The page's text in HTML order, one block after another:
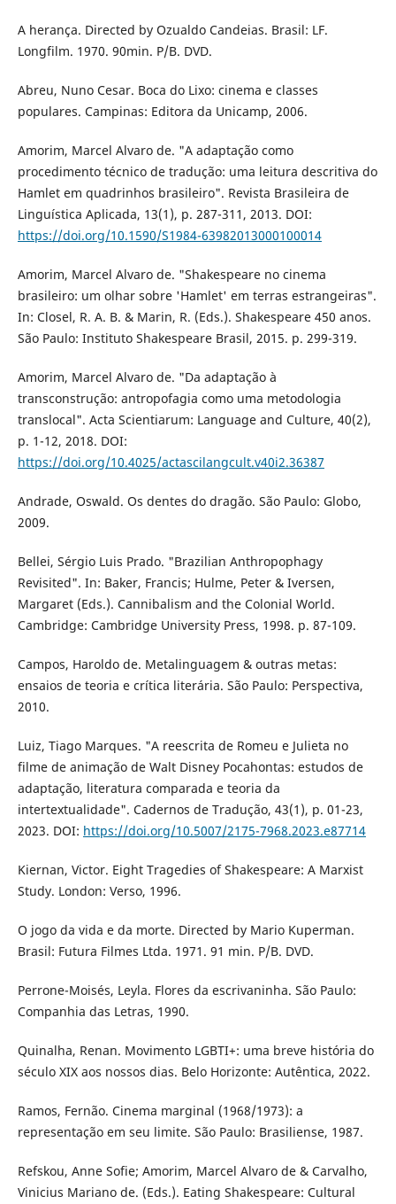
A herança. Directed by Ozualdo Candeias. Brasil: LF.
Longfilm. 1970. 90min. P/B. DVD.
Abreu, Nuno Cesar. Boca do Lixo: cinema e classes
populares. Campinas: Editora da Unicamp, 2006.
Amorim, Marcel Alvaro de. "A adaptação como
procedimento técnico de tradução: uma leitura descritiva do
Hamlet em quadrinhos brasileiro". Revista Brasileira de
Linguística Aplicada, 13(1), p. 287-311, 2013. DOI:
https://doi.org/10.1590/S1984-63982013000100014
Amorim, Marcel Alvaro de. "Shakespeare no cinema
brasileiro: um olhar sobre 'Hamlet' em terras estrangeiras".
In: Closel, R. A. B. & Marin, R. (Eds.). Shakespeare 450 anos.
São Paulo: Instituto Shakespeare Brasil, 2015. p. 299-319.
Amorim, Marcel Alvaro de. "Da adaptação à
transconstrução: antropofagia como uma metodologia
translocal". Acta Scientiarum: Language and Culture, 40(2),
p. 1-12, 2018. DOI:
https://doi.org/10.4025/actascilangcult.v40i2.36387
Andrade, Oswald. Os dentes do dragão. São Paulo: Globo,
2009.
Bellei, Sérgio Luis Prado. "Brazilian Anthropophagy
Revisited". In: Baker, Francis; Hulme, Peter & Iversen,
Margaret (Eds.). Cannibalism and the Colonial World.
Cambridge: Cambridge University Press, 1998. p. 87-109.
Campos, Haroldo de. Metalinguagem & outras metas:
ensaios de teoria e crítica literária. São Paulo: Perspectiva,
2010.
Luiz, Tiago Marques. "A reescrita de Romeu e Julieta no
filme de animação de Walt Disney Pocahontas: estudos de
adaptação, literatura comparada e teoria da
intertextualidade". Cadernos de Tradução, 43(1), p. 01-23,
2023. DOI: https://doi.org/10.5007/2175-7968.2023.e87714
Kiernan, Victor. Eight Tragedies of Shakespeare: A Marxist
Study. London: Verso, 1996.
O jogo da vida e da morte. Directed by Mario Kuperman.
Brasil: Futura Filmes Ltda. 1971. 91 min. P/B. DVD.
Perrone-Moisés, Leyla. Flores da escrivaninha. São Paulo:
Companhia das Letras, 1990.
Quinalha, Renan. Movimento LGBTI+: uma breve história do
século XIX aos nossos dias. Belo Horizonte: Autêntica, 2022.
Ramos, Fernão. Cinema marginal (1968/1973): a
representação em seu limite. São Paulo: Brasiliense, 1987.
Refskou, Anne Sofie; Amorim, Marcel Alvaro de & Carvalho,
Vinicius Mariano de. (Eds.). Eating Shakespeare: Cultural